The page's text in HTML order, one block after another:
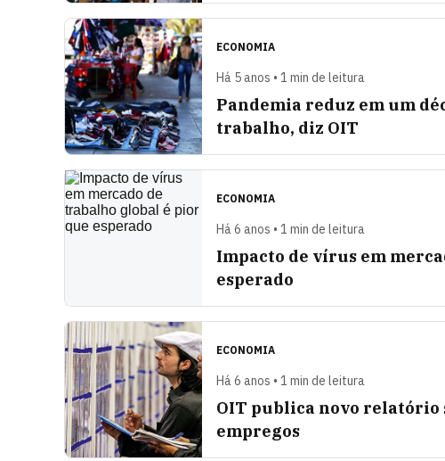
ECONOMIA
Há 5 anos • 1 min de leitura
Pandemia reduz em um
trabalho, diz OIT
ECONOMIA
Há 6 anos • 1 min de leitura
Impacto de vírus em
esperado
ECONOMIA
Há 6 anos • 1 min de leitura
OIT publica novo relatório
empregos